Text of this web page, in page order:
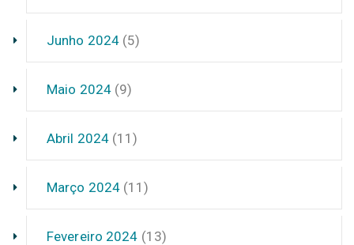
Junho 2024 (5)
Maio 2024(9)
Abril 2024 (11)
Março 2024 (11)
Fevereiro 2024 (13)